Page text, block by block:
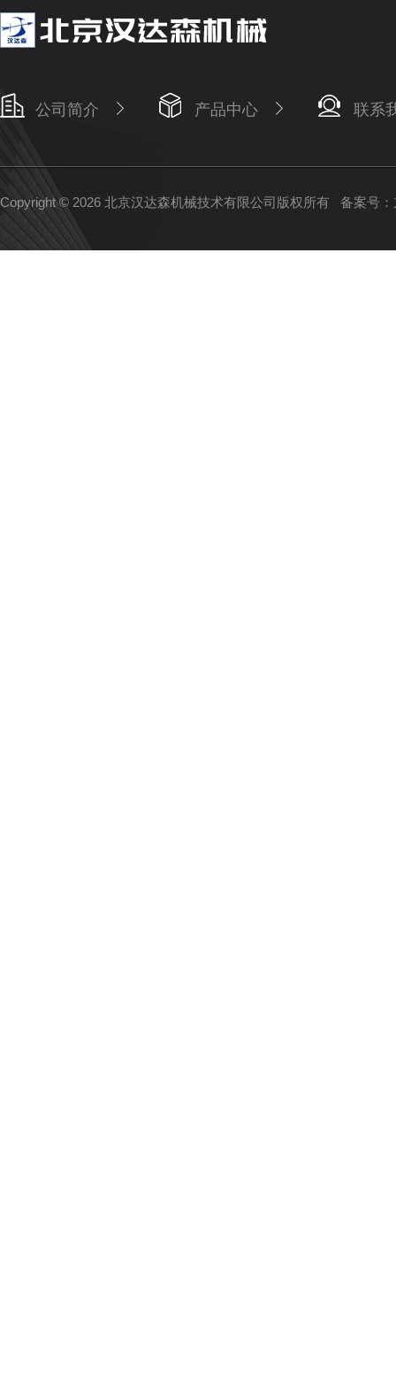
公司简介 产品中心 联系
Copyright © 2026 北京汉达森机械技术有限公司版权所有 备案号：